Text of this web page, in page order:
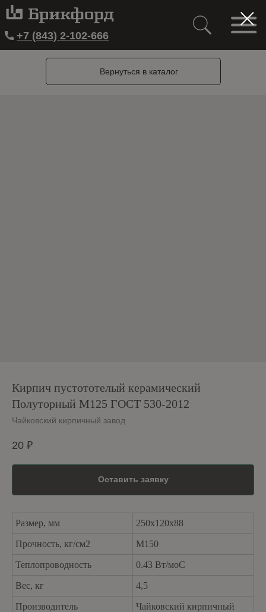
+7 (843) 2-102-666
Вернуться в каталог
Кирпич пустототелый керамический
Полуторный М125 ГОСТ 530-2012
Чайковский кирпичный завод
20 ₽
Оставить заявку
Размер, мм 250х120х88
Прочность, кг/см2 М150
Теплопроводность 0.43 Вт/моС
Вес, кг 4,5
Производитель
Чайковский кирпичный